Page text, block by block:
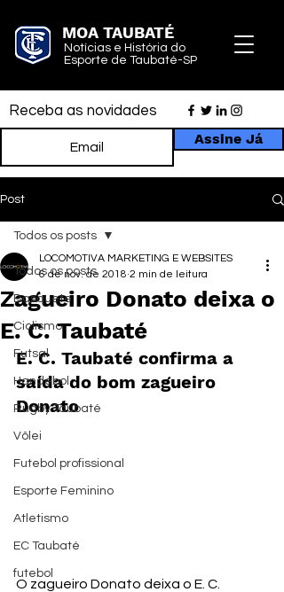
MOA TAUBATÉ
Notícias e História do
Esporte de Taubaté-SP
Receba as novidades
Assine Já
Post
Todos os posts
Basquete
Ciclismo
Futsal
Handebol
Rugby Taubaté
Vôlei
Futebol profissional
Esporte Feminino
Atletismo
EC Taubaté
futebol
Todos os posts
Zagueiro Donato deixa o
E. C. Taubaté
LOCOMOTIVA MARKETING E WEBSITES
6 de nov. de 2018 2 min de leitura
E. C. Taubaté confirma a
saída do bom zagueiro
Donato
O zagueiro Donato deixa o E. C.